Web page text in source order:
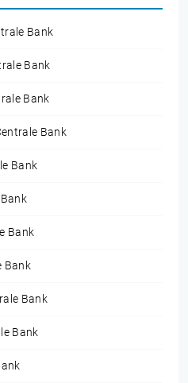
Bank
Bank
Bank
Bank
Bank
Bank
Bank
Bank
Bank